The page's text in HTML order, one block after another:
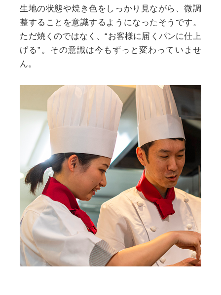
生地の状態や焼き色をしっかり見ながら、微調
整することを意識するようになったそうです。
ただ焼くのではなく、“お客様に届くパンに仕上
げる”。その意識は今もずっと変わっていませ
ん。